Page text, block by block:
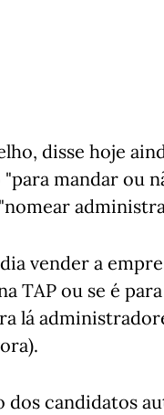
disse hoje
mandar ou
vender a
TAP ou se é
lá
dos candidatos